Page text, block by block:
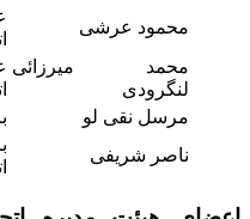
محمود عرشی
محمد میرزائی
لنگرودی
مرسل نقی لو
ناصر شریفی